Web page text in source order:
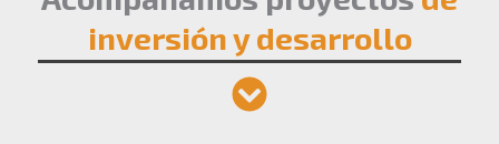
inversión y desarrollo